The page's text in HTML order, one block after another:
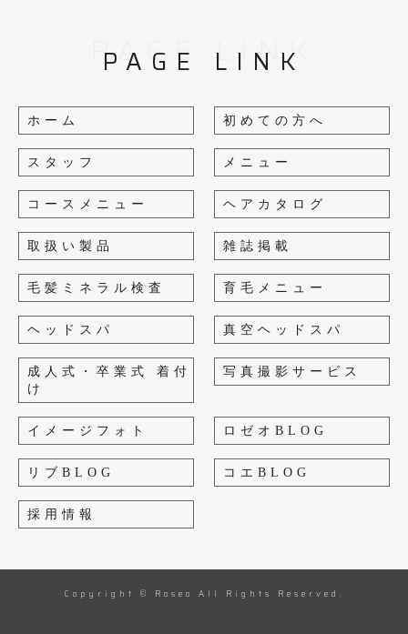
PAGE LINK
PAGE LINK
ホーム 初めての方へ
スタッフ メニュー
コースメニュー ヘアカタログ
取扱い製品 雑誌掲載
毛髪ミネラル検査 育毛メニュー
ヘッドスパ 真空ヘッドスパ
成人式・卒業式 着付
け
写真撮影サービス
イメージフォト ロゼオBLOG
リブBLOG コエBLOG
採用情報
Copyright © Roseo All Rights Reserved.